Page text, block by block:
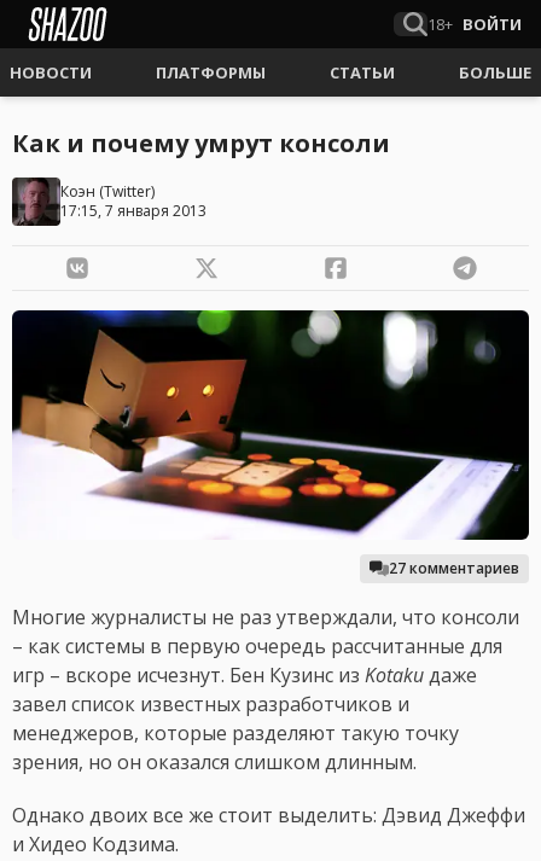
18+ ВОЙТИ
НОВОСТИ ПЛАТФОРМЫ СТАТЬИ БОЛЬШЕ
Как и почему умрут консоли
Коэн (Twitter)
17:15, 7 января 2013
27 комментариев
Многие журналисты не раз утверждали, что консоли
– как системы в первую очередь рассчитанные для
игр – вскоре исчезнут. Бен Кузинс из Kotakuдаже
завел список известных разработчиков и
менеджеров, которые разделяют такую точку
зрения, но он оказался слишком длинным.
Однако двоих все же стоит выделить: Дэвид Джеффи
и Хидео Кодзима.